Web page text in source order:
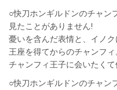
○快刀ホンギルドンのチャン
見たことがありません!
憂いを含んだ表情と、イノ
王座を得てからのチャンフ
チャンフィ王子に会いたくて
○快刀ホンギルドンのチャン